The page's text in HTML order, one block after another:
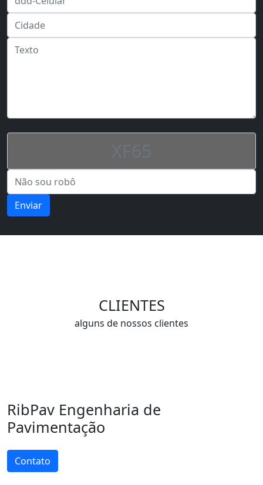
Enviar
CLIENTES
alguns de nossos clientes
RibPav Engenharia de
Pavimentação
Contato